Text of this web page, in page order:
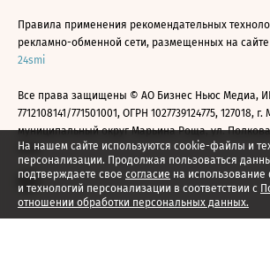
На нашем сайте используются cookie-файлы и
персонализации. Продолжая пользоваться
подтверждаете свое согласие на
и технологий персонализации в соответствии с
отношении обработки персональных данных.
Правила применения рекомендательных
рекламно-обменной сети, размещенных на
24smi
Все права защищены © АО Бизнес Ньюс Медиа,
7712108141/771501001, ОГРН 1027739124775, 127018,
муниципальный округ Марьина Роща, ул.
2026